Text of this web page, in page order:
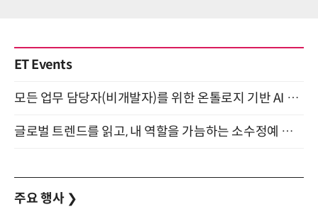
ET Events
모든 업무 담당자(비개발자)를 위한 온톨로지 기반 AI 지식체계 설계 1-day 워크숍 8월 20일 개최
글로벌 트렌드를 읽고, 내 역할을 가늠하는 소수정예 실습 워크숍 (8/28)
주요 행사 ❯